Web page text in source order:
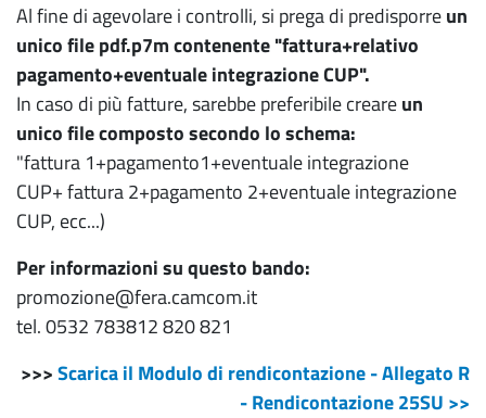
Al fine di agevolare i controlli, si prega di predisporreun
unico file pdf.p7m contenente "fattura+relativo
pagamento+eventuale integrazione CUP".
In caso di più fatture, sarebbe preferibile creareun
unico file composto secondo lo schema:
"fattura 1+pagamento1+eventuale integrazione
CUP+ fattura 2+pagamento 2+eventuale integrazione
CUP, ecc...)
Per informazioni su questo bando:
promozione@fera.camcom.it
tel. 0532 783812 820 821
>>>Scarica il Modulo di rendicontazione - Allegato R
- Rendicontazione 25SU >>